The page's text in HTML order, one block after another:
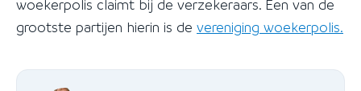
woekerpolis claimt bij de verzekeraars. Een van de
grootste partijen hierin is de vereniging woekerpolis.